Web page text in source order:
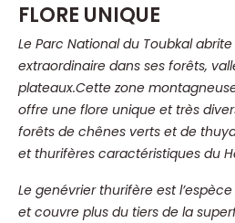
FLORE UNIQUE
Le Parc National du Toubkal
extraordinaire dans ses forêts,
plateaux.Cette zone
offre une flore unique et très
forêts de chênes verts et de
et thurifères caractéristiques du
Le genévrier thurifère est
et couvre plus du tiers de la